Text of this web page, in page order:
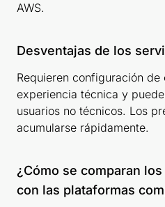
AWS.
Desventajas de los
Requieren configuración de
experiencia técnica y
usuarios no técnicos. Los
acumularse rápidamente.
¿Cómo se comparan
con las plataformas